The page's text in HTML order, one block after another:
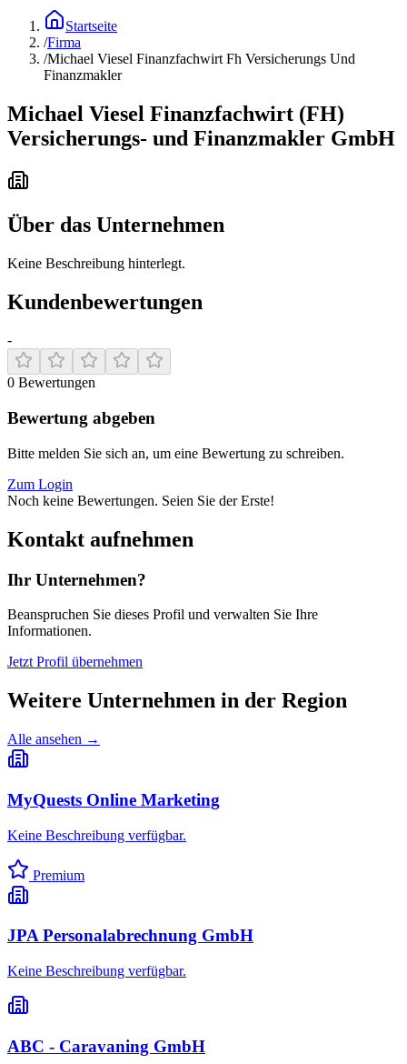
Startseite
/Firma
/Michael Viesel Finanzfachwirt Fh Versicherungs Und
Finanzmakler
Michael Viesel Finanzfachwirt (FH)
Versicherungs- und Finanzmakler GmbH
Über das Unternehmen
Keine Beschreibung hinterlegt.
Kundenbewertungen
-
0 Bewertungen
Bewertung abgeben
Bitte melden Sie sich an, um eine Bewertung zu schreiben.
Zum Login
Noch keine Bewertungen. Seien Sie der Erste!
Kontakt aufnehmen
Ihr Unternehmen?
Beanspruchen Sie dieses Profil und verwalten Sie Ihre
Informationen.
Jetzt Profil übernehmen
Weitere Unternehmen in der Region
Alle ansehen →
MyQuests Online Marketing
Keine Beschreibung verfügbar.
Premium
JPA Personalabrechnung GmbH
Keine Beschreibung verfügbar.
ABC - Caravaning GmbH